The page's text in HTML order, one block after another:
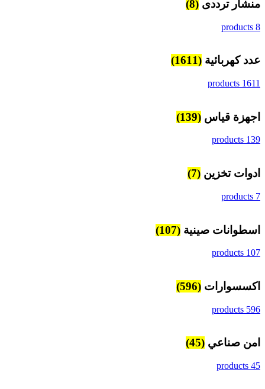
منشار ترددى (8)
8 products
عدد كهربائية (1611)
1611 products
اجهزة قياس (139)
139 products
ادوات تخزين (7)
7 products
اسطوانات صينية (107)
107 products
اكسسوارات (596)
596 products
امن صناعي (45)
45 products